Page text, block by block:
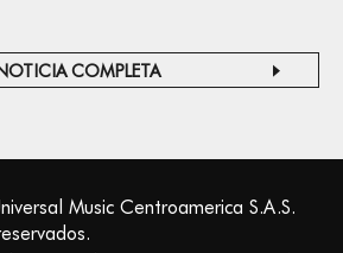
COMPLETA
Music Centroamerica S.A.S.